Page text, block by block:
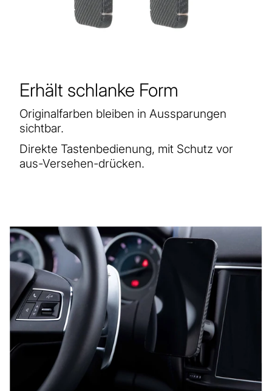
Erhält schlanke Form
Originalfarben bleiben in Aussparungen
sichtbar.
Direkte Tastenbedienung, mit Schutz vor
aus-Versehen-drücken.